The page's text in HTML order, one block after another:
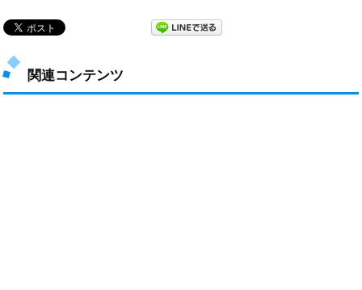
関連コンテンツ